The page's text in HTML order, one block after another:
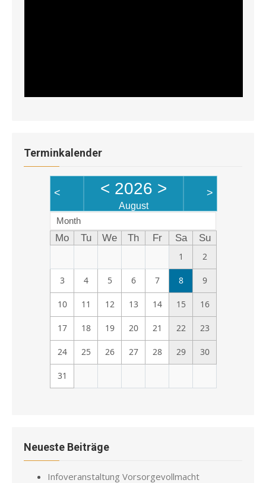
Terminkalender
< < 2026 >
August
>
Month
Mo Tu We Th Fr Sa
Su
1
2
3 4 5 6 7 8 9
10 11 12 13 14 15 16
17 18 19 20 21 22 23
24 25 26 27 28 29 30
31
Neueste Beiträge
Infoveranstaltung Vorsorgevollmacht